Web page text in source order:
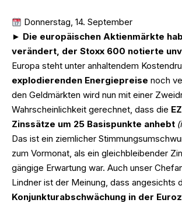
Donnerstag, 14. September
► Die europäischen Aktienmärkte
verändert, der Stoxx 600 notierte
Europa steht unter anhaltendem
explodierenden Energiepreise noch
den Geldmärkten wird nun mit einer
Wahrscheinlichkeit gerechnet, dass die
Zinssätze um 25 Basispunkte anhebt
Das ist ein ziemlicher
zum Vormonat, als ein gleichbleibender
gängige Erwartung war. Auch unser
Lindner ist der Meinung, dass angesichts
Konjunkturabschwächung in der